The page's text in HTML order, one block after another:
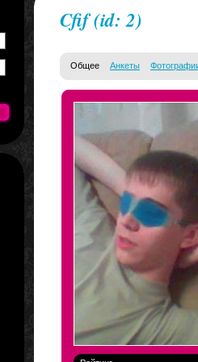
Cfif(id: 2)
Общее Анкеты